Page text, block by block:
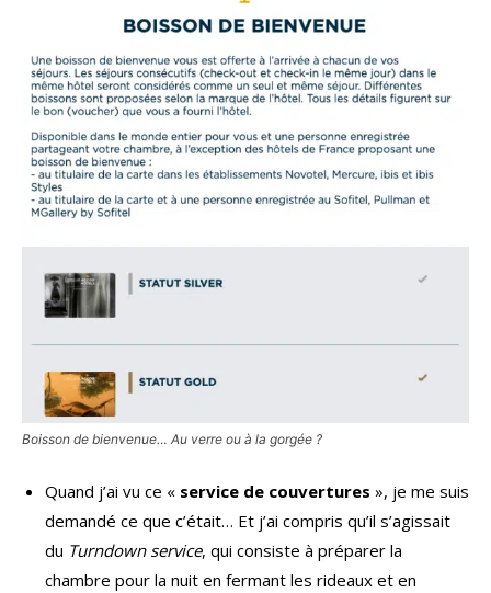
Boisson de bienvenue… Au verre ou à la gorgée ?
Quand j’ai vu ce « service de couvertures », je me suis
demandé ce que c’était… Et j’ai compris qu’il s’agissait
du Turndown service, qui consiste à préparer la
chambre pour la nuit en fermant les rideaux et en